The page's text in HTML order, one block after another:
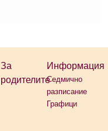
За
родителите
Информация
Седмично
разписание
Графици